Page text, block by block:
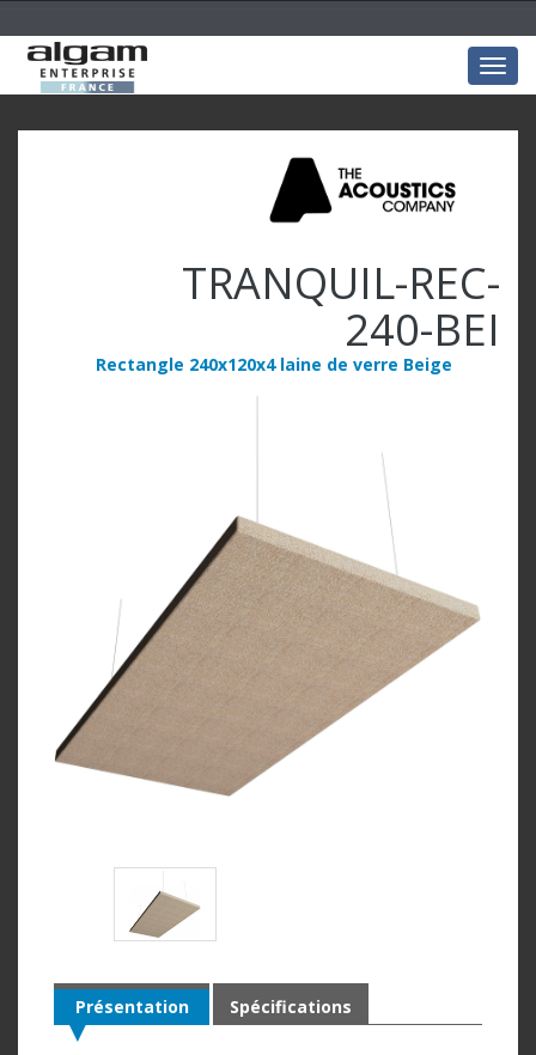
TRANQUIL-REC-
240-BEI
Rectangle 240x120x4 laine de verre Beige
Présentation Spécifications